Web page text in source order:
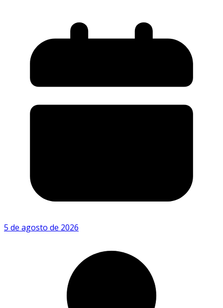
5 de agosto de 2026